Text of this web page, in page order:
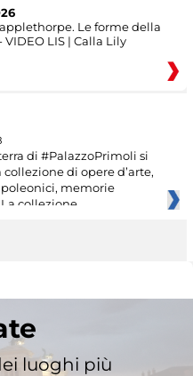
Le forme della
VIDEO LIS | Calla Lily
di #PalazzoPrimoli si
di opere d’arte,
memorie
collezione
luoghi più